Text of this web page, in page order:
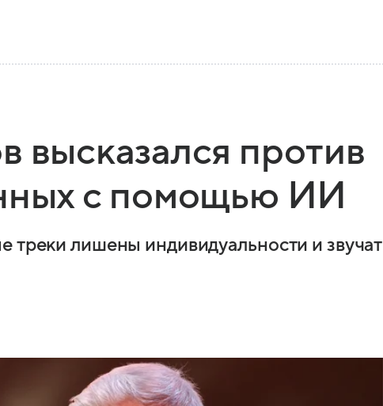
высказался против
с помощью ИИ
треки лишены индивидуальности и звучат